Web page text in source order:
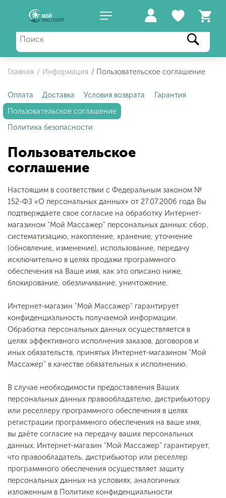
Главная Информация Пользовательское соглашение
Оплата Доставка Условия возврата
Гарантия
Пользовательское соглашение
Политика безопасности
Пользовательское
соглашение
Настоящим в соответствии с Федеральным законом №
152-ФЗ «О персональных данных» от 27.07.2006 года Вы
подтверждаете свое согласие на обработку Интернет-
магазином "Мой Массажер" персональных данных: сбор,
систематизацию, накопление, хранение, уточнение
(обновление, изменение), использование, передачу
исключительно в целях продажи программного
обеспечения на Ваше имя, как это описано ниже,
блокирование, обезличивание, уничтожение.
Интернет-магазин "Мой Массажер" гарантирует
конфиденциальность получаемой информации.
Обработка персональных данных осуществляется в
целях эффективного исполнения заказов, договоров и
иных обязательств, принятых Интернет-магазином "Мой
Массажер" в качестве обязательных к исполнению.
В случае необходимости предоставления Ваших
персональных данных правообладателю, дистрибьютору
или реселлеру программного обеспечения в целях
регистрации программного обеспечения на ваше имя,
вы даёте согласие на передачу ваших персональных
данных. Интернет-магазин "Мой Массажер" гарантирует,
что правообладатель, дистрибьютор или реселлер
программного обеспечения осуществляет защиту
персональных данных на условиях, аналогичных
изложенным в Политике конфиденциальности